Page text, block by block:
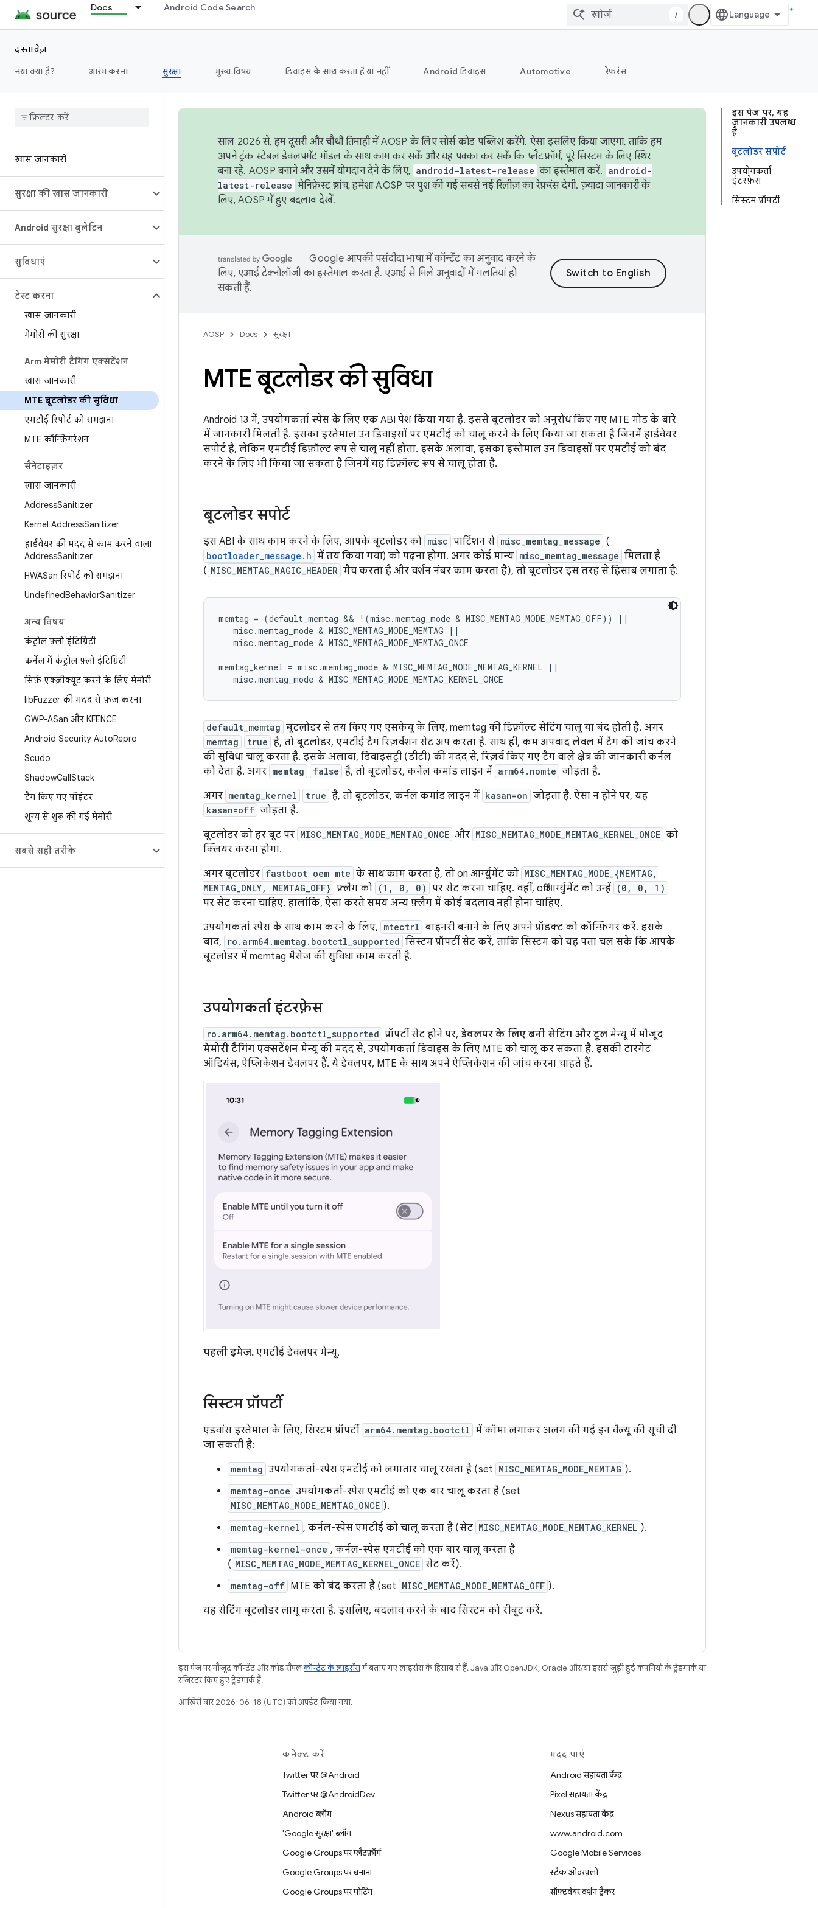
Docs Android Code Search
/
दस्तावेज़
नया क्या है?
आरंभ करना सुरक्षा मुख्य विषय डिवाइस के साथ करता है या नहीं Android डिवाइस Automotive रेफ़रंस
खास जानकारी
सुरक्षा की खास जानकारी
Android सुरक्षा बुलेटिन
सुविधाएं
टेस्ट करना
खास जानकारी
मेमोरी की सुरक्षा
Arm मेमोरी टैगिंग एक्सटेंशन
खास जानकारी
MTE बूटलोडर की सुविधा
एमटीई रिपोर्ट को समझना
MTE कॉन्फ़िगरेशन
सैनेटाइज़र
खास जानकारी
AddressSanitizer
Kernel AddressSanitizer
हार्डवेयर की मदद से काम करने वाला
AddressSanitizer
HWASan रिपोर्ट को समझना
UndefinedBehaviorSanitizer
अन्य विषय
कंट्रोल फ़्लो इंटिग्रिटी
कर्नेल में कंट्रोल फ़्लो इंटिग्रिटी
सिर्फ़ एक्ज़ीक्यूट करने के लिए मेमोरी
libFuzzer की मदद से फ़ज़ करना
GWP-ASan और KFENCE
Android Security AutoRepro
Scudo
ShadowCallStack
टैग किए गए पॉइंटर
शून्य से शुरू की गई मेमोरी
सबसे सही तरीके
इस पेज पर, यह
जानकारी उपलब्ध
है
बूटलोडर सपोर्ट
उपयोगकर्ता
इंटरफ़ेस
सिस्टम प्रॉपर्टी
साल 2026 से, हम दूसरी और चौथी तिमाही में AOSP के लिए सोर्स कोड पब्लिश करेंगे. ऐसा इसलिए किया जाएगा, ताकि हम
अपने ट्रंक स्टेबल डेवलपमेंट मॉडल के साथ काम कर सकें और यह पक्का कर सकें कि प्लैटफ़ॉर्म, पूरे सिस्टम के लिए स्थिर
बना रहे. AOSP बनाने और उसमें योगदान देने के लिए, android-latest-release का इस्तेमाल करें. android-
latest-release मेनिफ़ेस्ट ब्रांच, हमेशा AOSP पर पुश की गई सबसे नई रिलीज़ का रेफ़रंस देगी. ज़्यादा जानकारी के
लिए, AOSP में हुए बदलावदेखें.
Google आपकी पसंदीदा भाषा में कॉन्टेंट का अनुवाद करने के
लिए, एआई टेक्नोलॉजी का इस्तेमाल करता है. एआई से मिले अनुवादों में गलतियां हो
सकती हैं.
AOSP Docs सुरक्षा
MTE बूटलोडर की सुविधा
Android 13 में, उपयोगकर्ता स्पेस के लिए एक ABI पेश किया गया है. इससे बूटलोडर को अनुरोध किए गए MTE मोड के बारे
में जानकारी मिलती है. इसका इस्तेमाल उन डिवाइसों पर एमटीई को चालू करने के लिए किया जा सकता है जिनमें हार्डवेयर
सपोर्ट है, लेकिन एमटीई डिफ़ॉल्ट रूप से चालू नहीं होता. इसके अलावा, इसका इस्तेमाल उन डिवाइसों पर एमटीई को बंद
करने के लिए भी किया जा सकता है जिनमें यह डिफ़ॉल्ट रूप से चालू होता है.
बूटलोडर सपोर्ट
इस ABI के साथ काम करने के लिए, आपके बूटलोडर को misc पार्टिशन से misc_memtag_message (
bootloader_message.h में तय किया गया) को पढ़ना होगा. अगर कोई मान्य misc_memtag_message मिलता है
( MISC_MEMTAG_MAGIC_HEADER मैच करता है और वर्शन नंबर काम करता है), तो बूटलोडर इस तरह से हिसाब लगाता है:
memtag = (default_memtag && !(misc.memtag_mode & MISC_MEMTAG_MODE_MEMTAG_OFF)) ||
   misc.memtag_mode & MISC_MEMTAG_MODE_MEMTAG ||
   misc.memtag_mode & MISC_MEMTAG_MODE_MEMTAG_ONCE
memtag_kernel = misc.memtag_mode & MISC_MEMTAG_MODE_MEMTAG_KERNEL ||
   misc.memtag_mode & MISC_MEMTAG_MODE_MEMTAG_KERNEL_ONCE
default_memtag बूटलोडर से तय किए गए एसकेयू के लिए, memtag की डिफ़ॉल्ट सेटिंग चालू या बंद होती है. अगर
memtag true है, तो बूटलोडर, एमटीई टैग रिज़र्वेशन सेट अप करता है. साथ ही, कम अपवाद लेवल में टैग की जांच करने
की सुविधा चालू करता है. इसके अलावा, डिवाइसट्री (डीटी) की मदद से, रिज़र्व किए गए टैग वाले क्षेत्र की जानकारी कर्नल
को देता है. अगर memtag false है, तो बूटलोडर, कर्नेल कमांड लाइन में arm64.nomte जोड़ता है.
अगर memtag_kernel true है, तो बूटलोडर, कर्नल कमांड लाइन में kasan=on जोड़ता है. ऐसा न होने पर, यह
kasan=off जोड़ता है.
बूटलोडर को हर बूट पर MISC_MEMTAG_MODE_MEMTAG_ONCE और MISC_MEMTAG_MODE_MEMTAG_KERNEL_ONCE को
क्लियर करना होगा.
अगर बूटलोडर fastboot oem mte के साथ काम करता है, तो on आर्ग्युमेंट को MISC_MEMTAG_MODE_{MEMTAG,
MEMTAG_ONLY, MEMTAG_OFF} फ़्लैग को (1, 0, 0) पर सेट करना चाहिए. वहीं, off आर्ग्युमेंट को उन्हें (0, 0, 1)
पर सेट करना चाहिए. हालांकि, ऐसा करते समय अन्य फ़्लैग में कोई बदलाव नहीं होना चाहिए.
उपयोगकर्ता स्पेस के साथ काम करने के लिए, mtectrl बाइनरी बनाने के लिए अपने प्रॉडक्ट को कॉन्फ़िगर करें. इसके
बाद,
ro.arm64.memtag.bootctl_supported सिस्टम प्रॉपर्टी सेट करें, ताकि सिस्टम को यह पता चल सके कि आपके
बूटलोडर में memtag मैसेज की सुविधा काम करती है.
उपयोगकर्ता इंटरफ़ेस
ro.arm64.memtag.bootctl_supported प्रॉपर्टी सेट होने पर, डेवलपर के लिए बनी सेटिंग और टूल मेन्यू में मौजूद
मेमोरी टैगिंग एक्सटेंशन मेन्यू की मदद से, उपयोगकर्ता डिवाइस के लिए MTE को चालू कर सकता है. इसकी टारगेट
ऑडियंस, ऐप्लिकेशन डेवलपर हैं. ये डेवलपर, MTE के साथ अपने ऐप्लिकेशन की जांच करना चाहते हैं.
पहली इमेज. एमटीई डेवलपर मेन्यू.
सिस्टम प्रॉपर्टी
एडवांस इस्तेमाल के लिए, सिस्टम प्रॉपर्टी arm64.memtag.bootctl में कॉमा लगाकर अलग की गई इन वैल्यू की सूची दी
जा सकती है:
memtag उपयोगकर्ता-स्पेस एमटीई को लगातार चालू रखता है (set MISC_MEMTAG_MODE_MEMTAG ).
memtag-once उपयोगकर्ता-स्पेस एमटीई को एक बार चालू करता है (set
MISC_MEMTAG_MODE_MEMTAG_ONCE ).
memtag-kernel , कर्नल-स्पेस एमटीई को चालू करता है (सेट MISC_MEMTAG_MODE_MEMTAG_KERNEL ).
memtag-kernel-once , कर्नल-स्पेस एमटीई को एक बार चालू करता है
( MISC_MEMTAG_MODE_MEMTAG_KERNEL_ONCE सेट करें).
memtag-off MTE को बंद करता है (set MISC_MEMTAG_MODE_MEMTAG_OFF ).
यह सेटिंग बूटलोडर लागू करता है. इसलिए, बदलाव करने के बाद सिस्टम को रीबूट करें.
इस पेज पर मौजूद कॉन्टेंट और कोड सैंपलकॉन्टेंट के लाइसेंसमें बताए गए लाइसेंस के हिसाब से हैं. Java और OpenJDK, Oracle और/या इससे जुड़ी हुई कंपनियों के ट्रेडमार्क या
रजिस्टर किए हुए ट्रेडमार्क हैं.
आखिरी बार 2026-06-18 (UTC) को अपडेट किया गया.
कनेक्ट करें
Twitter पर @Android
Twitter पर @AndroidDev
Android ब्लॉग
'Google सुरक्षा' ब्लॉग
Google Groups पर प्लैटफ़ॉर्म
Google Groups पर बनाना
Google Groups पर पोर्टिंग
मदद पाएं
Android सहायता केंद्र
Pixel सहायता केंद्र
Nexus सहायता केंद्र
www.android.com
Google Mobile Services
स्टैक ओवरफ़्लो
सॉफ़्टवेयर वर्शन ट्रैकर